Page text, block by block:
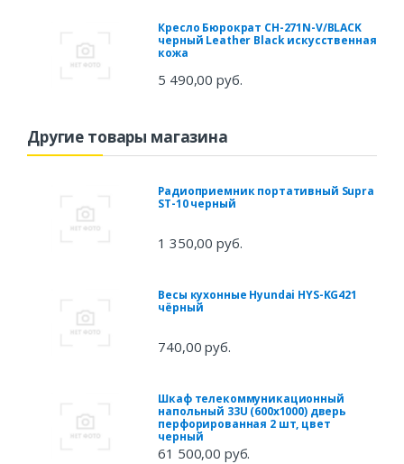
Кресло Бюрократ CH-271N-V/BLACK
черный Leather Black искусственная
кожа
5 490,00 руб.
Другие товары магазина
Радиоприемник портативный Supra
ST-10 черный
1 350,00 руб.
Весы кухонные Hyundai HYS-KG421
чёрный
740,00 руб.
Шкаф телекоммуникационный
напольный 33U (600x1000) дверь
перфорированная 2 шт, цвет
черный
61 500,00 руб.